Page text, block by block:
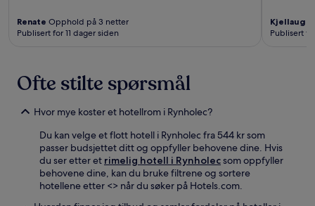
Renate Opphold på 3 netter
Publisert for 11 dager siden
Kjellaug
Publisert
Ofte stilte spørsmål
Hvor mye koster et hotellrom i Rynholec?
Du kan velge et flott hotell i Rynholec fra 544 kr som
passer budsjettet ditt og oppfyller behovene dine. Hvis
du ser etter et rimelig hotell i Rynholecsom oppfyller
behovene dine, kan du bruke filtrene og sortere
hotellene etter <> når du søker på Hotels.com.